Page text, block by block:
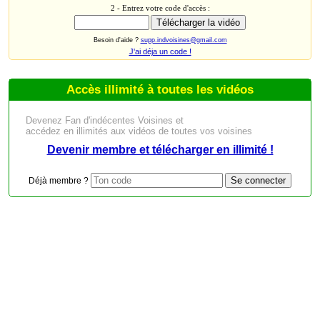
2 - Entrez votre code d'accès :
Besoin d'aide ? supp.indvoisines@gmail.com
J'ai déja un code !
Accès illimité à toutes les vidéos
Devenez Fan d'indécentes Voisines et
accédez en illimités aux vidéos de toutes vos voisines
Devenir membre et télécharger en illimité !
Déjà membre ?